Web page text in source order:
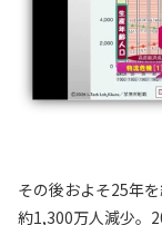
その後およそ25年
約1,300万人減少。